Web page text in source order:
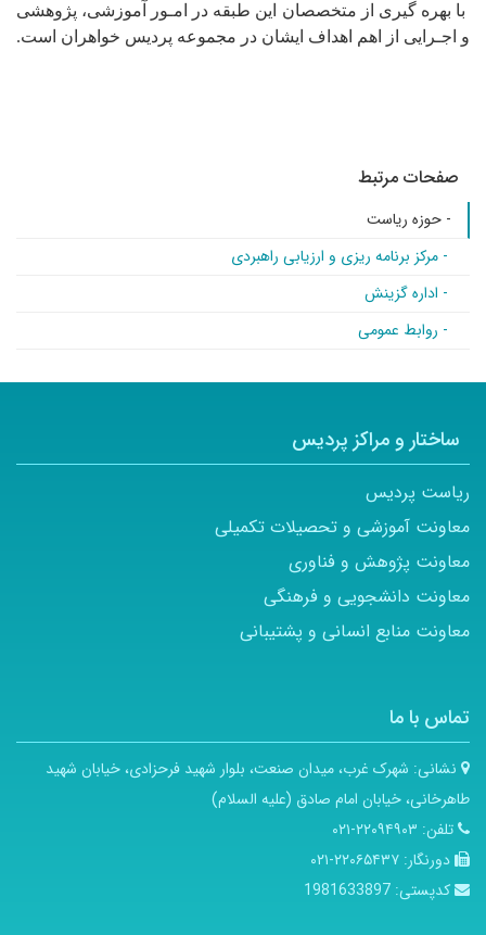
با بهره گیری از متخصصان این طبقه در امـور آموزشی، پژوهشی
و اجـرایی از اهم اهداف ایشان در مجموعه پردیس خواهران است.
صفحات مرتبط
- حوزه ریاست
- مرکز برنامه ریزی و ارزیابی راهبردی
- اداره گزینش
- روابط عمومی
ساختار و مراکز پردیس
ریاست پردیس
معاونت آموزشی و تحصیلات تکمیلی
معاونت پژوهش و فناوری
معاونت دانشجویی و فرهنگی
معاونت منابع انسانی و پشتیبانی
تماس با ما
نشانی: شهرک غرب، میدان صنعت، بلوار شهید فرحزادی، خیابان شهید
طاهرخانی، خیابان امام صادق (علیه السلام)
تلفن: ۲۲۰۹۴۹۰۳-۰۲۱
دورنگار: ۲۲۰۶۵۴۳۷-۰۲۱
کدپستی: 1981633897